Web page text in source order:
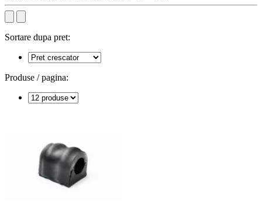
Sortare dupa pret:
Produse / pagina: